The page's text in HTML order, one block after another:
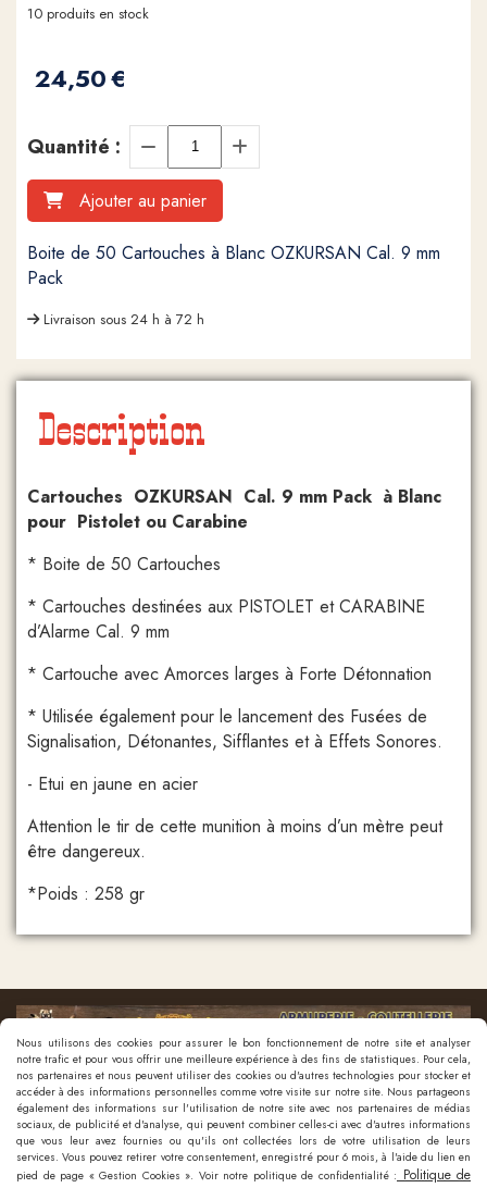
24,50€
10 produits en stock
Quantité :
Ajouter au panier
Boite de 50 Cartouches à Blanc OZKURSAN Cal. 9 mm
Pack
Livraison sous 24 h à 72 h
Description
Cartouches OZKURSAN Cal. 9 mm Pack à Blanc
pour Pistolet ou Carabine
* Boite de 50 Cartouches
* Cartouches destinées aux PISTOLET et CARABINE
d’Alarme Cal. 9 mm
* Cartouche avec Amorces larges à Forte Détonnation
* Utilisée également pour le lancement des Fusées de
Signalisation, Détonantes, Sifflantes et à Effets Sonores.
- Etui en jaune en acier
Attention le tir de cette munition à moins d’un mètre peut
être dangereux.
*Poids : 258 gr
Nous contacter
Nous utilisons des cookies pour assurer le bon fonctionnement de notre site et analyser
notre trafic et pour vous offrir une meilleure expérience à des fins de statistiques. Pour cela,
nos partenaires et nous peuvent utiliser des cookies ou d'autres technologies pour stocker et
accéder à des informations personnelles comme votre visite sur notre site. Nous partageons
également des informations sur l'utilisation de notre site avec nos partenaires de médias
sociaux, de publicité et d'analyse, qui peuvent combiner celles-ci avec d'autres informations
que vous leur avez fournies ou qu'ils ont collectées lors de votre utilisation de leurs
services. Vous pouvez retirer votre consentement, enregistré pour 6 mois, à l'aide du lien en
pied de page « Gestion Cookies ». Voir notre politique de confidentialité : Politique de